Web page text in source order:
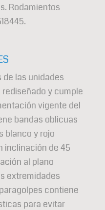
Rodamientos
de las unidades
y cumple
vigente del
bandas oblicuas
blanco y rojo
inclinación de 45
al plano
extremidades
contiene
para evitar